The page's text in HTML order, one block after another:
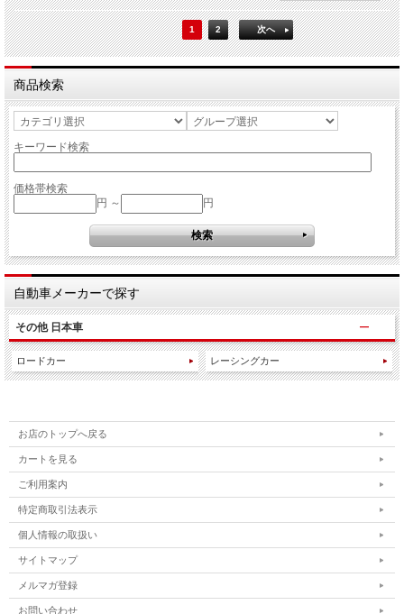
1 2 次へ
商品検索
キーワード検索
価格帯検索
円 ～
円
自動車メーカーで探す
その他 日本車
ロードカー レーシングカー
お店のトップへ戻る
カートを見る
ご利用案内
特定商取引法表示
個人情報の取扱い
サイトマップ
メルマガ登録
お問い合わせ